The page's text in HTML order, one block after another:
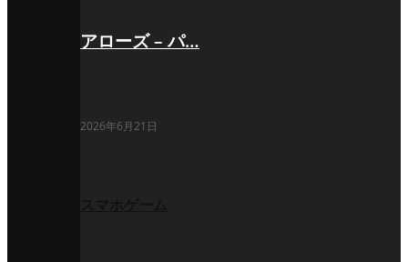
アローズ – パ…
2026年6月21日